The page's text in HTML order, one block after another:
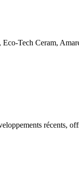
Eco-Tech Ceram,
récents,